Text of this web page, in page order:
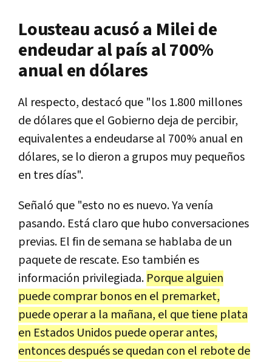
Lousteau acusó a Milei de
endeudar al país al 700%
anual en dólares
Al respecto, destacó que "los 1.800 millones
de dólares que el Gobierno deja de percibir,
equivalentes a endeudarse al 700% anual en
dólares, se lo dieron a grupos muy pequeños
en tres días".
Señaló que "esto no es nuevo. Ya venía
pasando. Está claro que hubo conversaciones
previas. El fin de semana se hablaba de un
paquete de rescate. Eso también es
información privilegiada. Porque alguien
puede comprar bonos en el premarket,
puede operar a la mañana, el que tiene plata
en Estados Unidos puede operar antes,
entonces después se quedan con el rebote de